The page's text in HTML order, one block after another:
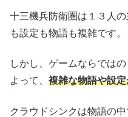
十三機兵防衛圏は１３人
も設定も物語も複雑です。
しかし、ゲームならでは
よって、 複雑な物語や設
クラウドシンクは物語の